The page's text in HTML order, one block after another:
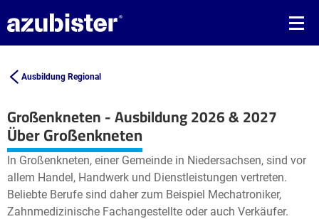
Ausbildung Regional
Großenkneten - Ausbildung 2026 & 2027
+
−
Leaflet | ©OpenStreetMap2contributors
Über Großenkneten
In Großenkneten, einer Gemeinde in Niedersachsen, sind vor
allem Handel, Handwerk und Dienstleistungen vertreten.
Beliebte Berufe sind daher zum Beispiel Mechatroniker,
Zahnmedizinische Fachangestellte oder auch Verkäufer.